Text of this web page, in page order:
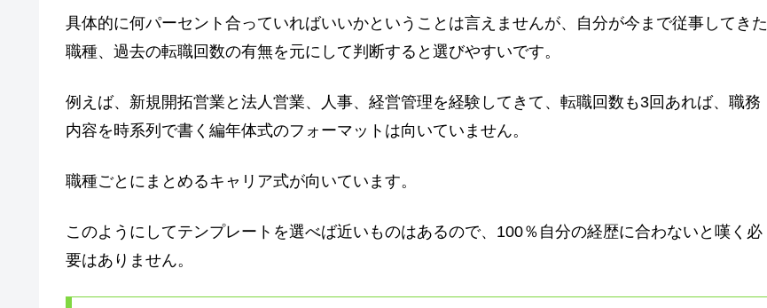
具体的に何パーセント合っていればいいかということは言えませんが、自分が今まで従事してきた
職種、過去の転職回数の有無を元にして判断すると選びやすいです。
例えば、新規開拓営業と法人営業、人事、経営管理を経験してきて、転職回数も3回あれば、職務
内容を時系列で書く編年体式のフォーマットは向いていません。
職種ごとにまとめるキャリア式が向いています。
このようにしてテンプレートを選べば近いものはあるので、100％自分の経歴に合わないと嘆く必
要はありません。